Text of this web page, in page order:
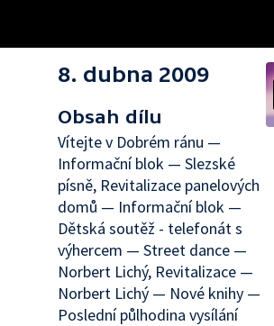
8. dubna 2009
Obsah dílu
Vítejte v Dobrém ránu —
Informační blok — Slezské
písně, Revitalizace panelových
domů — Informační blok —
Dětská soutěž - telefonát s
výhercem — Street dance —
Norbert Lichý, Revitalizace —
Norbert Lichý — Nové knihy —
Poslední půlhodina vysílání